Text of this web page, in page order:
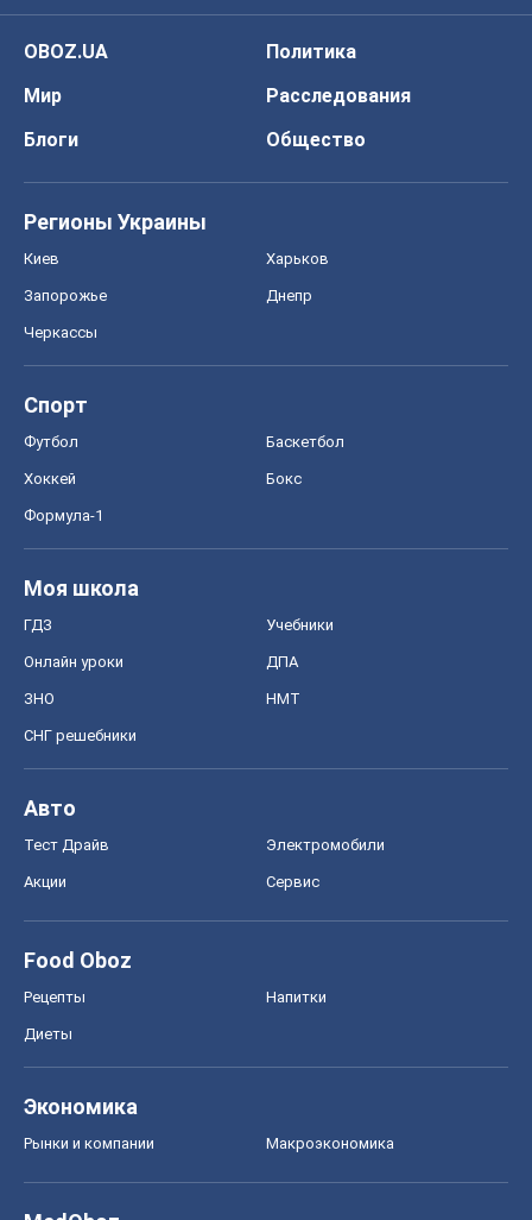
OBOZ.UA
Политика
Мир
Расследования
Блоги
Общество
Регионы Украины
Киев Харьков
Запорожье Днепр
Черкассы
Спорт
Футбол Баскетбол
Хоккей Бокс
Формула-1
Моя школа
ГДЗ Учебники
Онлайн уроки ДПА
ЗНО НМТ
СНГ решебники
Авто
Тест Драйв Электромобили
Акции Сервис
Food Oboz
Рецепты Напитки
Диеты
Экономика
Рынки и компании Mакроэкономика